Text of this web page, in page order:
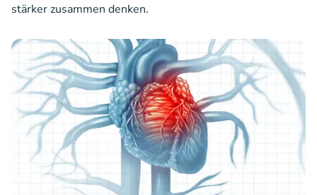
stärker zusammen denken.